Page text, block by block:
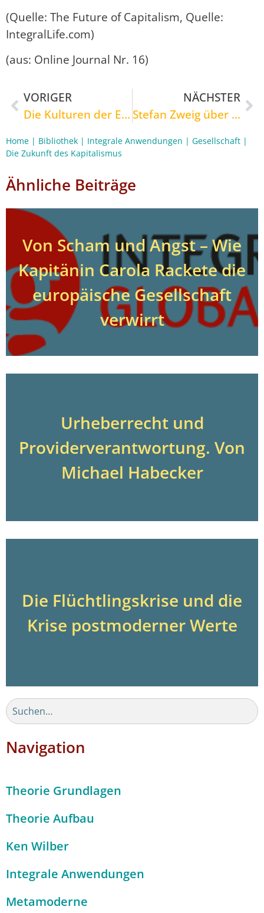
(Quelle: The Future of Capitalism, Quelle:
IntegralLife.com)
(aus: Online Journal Nr. 16)
VORIGER
Die Kulturen der Eingeborenen in der modernen Welt
NÄCHSTER
Stefan Zweig über die Monotonisierung der Kulturen
Home | Bibliothek | Integrale Anwendungen | Gesellschaft |
Die Zukunft des Kapitalismus
Ähnliche Beiträge
Von Scham und Angst – Wie
Kapitänin Carola Rackete die
europäische Gesellschaft
verwirrt
Urheberrecht und
Providerverantwortung. Von
Michael Habecker
Die Flüchtlingskrise und die
Krise postmoderner Werte
Navigation
Theorie Grundlagen
Theorie Aufbau
Ken Wilber
Integrale Anwendungen
Metamoderne